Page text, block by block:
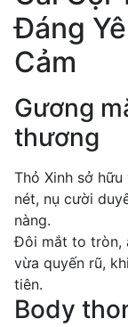
Đáng
Cảm
Gương
thương
Thỏ Xinh sở hữu
nét, nụ cười
nàng.
Đôi mắt to tròn,
vừa quyến rũ,
tiên.
Body